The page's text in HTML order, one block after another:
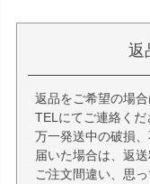
返
返品をご希望の場
TELにてご連絡くだ
万一発送中の破損
届いた場合は、返
ご注文間違い、思